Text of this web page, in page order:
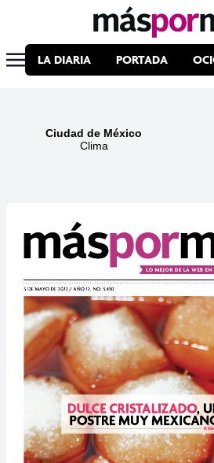
LA DIARIA PORTADA